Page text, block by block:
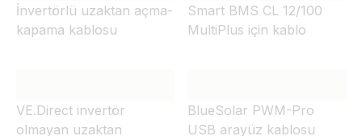
İnvertörlü uzaktan açma-
kapama kablosu
Smart BMS CL 12/100
MultiPlus için kablo
VE.Direct invertör
olmayan uzaktan
BlueSolar PWM-Pro
USB arayüz kablosu